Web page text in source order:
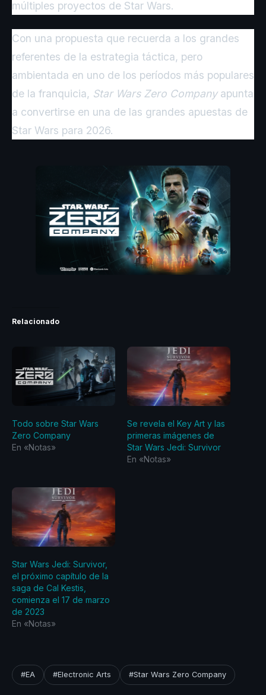
múltiples proyectos de Star Wars.
Con una propuesta que recuerda a los grandes
referentes de la estrategia táctica, pero
ambientada en uno de los períodos más populares
de la franquicia, Star Wars Zero Companyapunta
a convertirse en una de las grandes apuestas de
Star Wars para 2026.
Relacionado
Todo sobre Star Wars
Zero Company
En «Notas»
Se revela el Key Art y las
primeras imágenes de
Star Wars Jedi: Survivor
En «Notas»
Star Wars Jedi: Survivor,
el próximo capítulo de la
saga de Cal Kestis,
comienza el 17 de marzo
de 2023
En «Notas»
#EA #Electronic Arts #Star Wars Zero Company